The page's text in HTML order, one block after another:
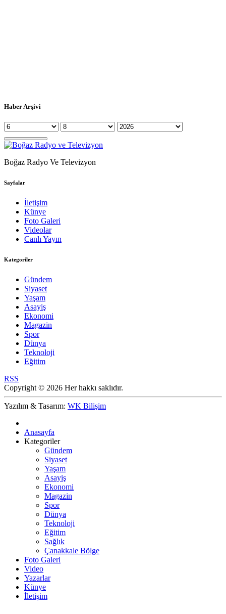
Haber Arşivi
Boğaz Radyo Ve Televizyon
Sayfalar
İletişim
Künye
Foto Galeri
Videolar
Canlı Yayın
Kategoriler
Gündem
Siyaset
Yaşam
Asayiş
Ekonomi
Magazin
Spor
Dünya
Teknoloji
Eğitim
RSS
Copyright © 2026 Her hakkı saklıdır.
Yazılım & Tasarım: WK Bilişim
Anasayfa
Kategoriler
Gündem
Siyaset
Yaşam
Asayiş
Ekonomi
Magazin
Spor
Dünya
Teknoloji
Eğitim
Sağlık
Çanakkale Bölge
Foto Galeri
Video
Yazarlar
Künye
İletişim